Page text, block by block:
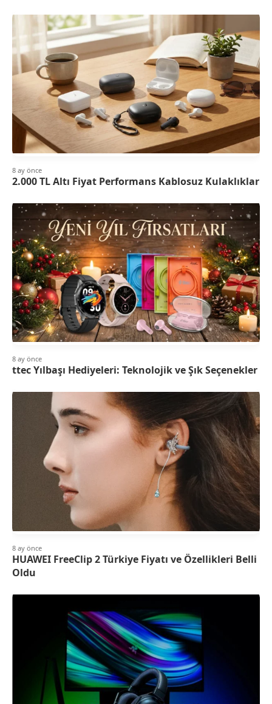
8 ay önce
2.000 TL Altı Fiyat Performans Kablosuz Kulaklıklar
8 ay önce
ttec Yılbaşı Hediyeleri: Teknolojik ve Şık Seçenekler
8 ay önce
HUAWEI FreeClip 2 Türkiye Fiyatı ve Özellikleri Belli
Oldu